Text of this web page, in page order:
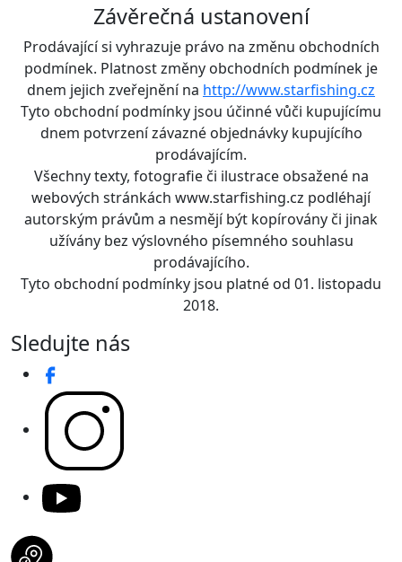
Závěrečná ustanovení
Prodávající si vyhrazuje právo na změnu obchodních
podmínek. Platnost změny obchodních podmínek je
dnem jejich zveřejnění na http://www.starfishing.cz
Tyto obchodní podmínky jsou účinné vůči kupujícímu
dnem potvrzení závazné objednávky kupujícího
prodávajícím.
Všechny texty, fotografie či ilustrace obsažené na
webových stránkách www.starfishing.cz podléhají
autorským právům a nesmějí být kopírovány či jinak
užívány bez výslovného písemného souhlasu
prodávajícího.
Tyto obchodní podmínky jsou platné od 01. listopadu
2018.
Sledujte nás